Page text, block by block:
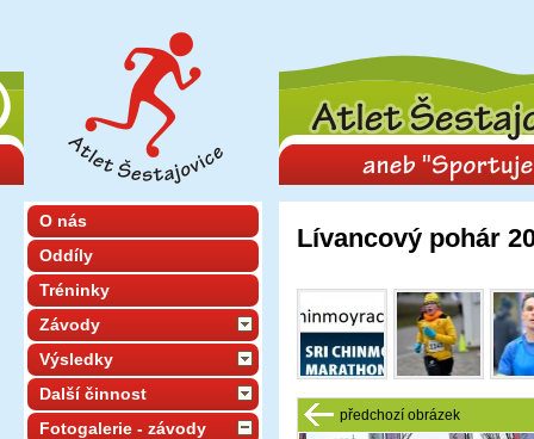
O nás
Oddíly
Tréninky
Závody
Výsledky
Další činnost
Fotogalerie - závody
Lívancový pohár
předchozí obrázek